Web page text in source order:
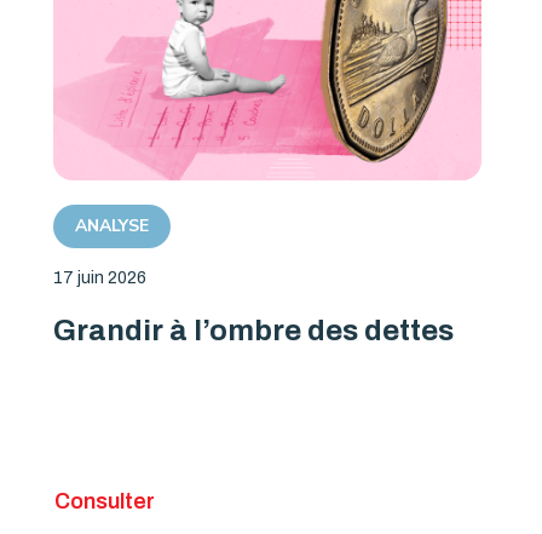
ANALYSE
17 juin 2026
Grandir à l’ombre des dettes
Consulter